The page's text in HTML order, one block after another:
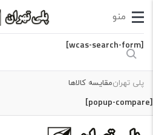
[wcas-search-form]
پلی تهرانمقایسه کالاها
[popup-compare]